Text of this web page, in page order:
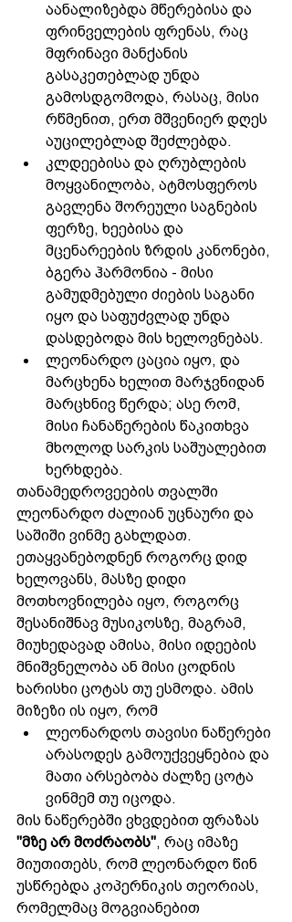
აანალიზებდა მწერებისა და
ფრინველების ფრენას, რაც
მფრინავი მანქანის
გასაკეთებლად უნდა
გამოსდგომოდა, რასაც, მისი
რწმენით, ერთ მშვენიერ დღეს
აუცილებლად შეძლებდა.
კლდეებისა და ღრუბლების
მოყვანილობა, ატმოსფეროს
გავლენა შორეული საგნების
ფერზე, ხეებისა და
მცენარეების ზრდის კანონები,
ბგერა ჰარმონია - მისი
გამუდმებული ძიების საგანი
იყო და საფუძვლად უნდა
დასდებოდა მის ხელოვნებას.
ლეონარდო ცაცია იყო, და
მარცხენა ხელით მარჯვნიდან
მარცხნივ წერდა; ასე რომ,
მისი ჩანაწერების წაკითხვა
მხოლოდ სარკის საშუალებით
ხერხდება.
თანამედროვეების თვალში
ლეონარდო ძალიან უცნაური და
საშიში ვინმე გახლდათ.
ეთაყვანებოდნენ როგორც დიდ
ხელოვანს, მასზე დიდი
მოთხოვნილება იყო, როგორც
შესანიშნავ მუსიკოსზე, მაგრამ,
მიუხედავად ამისა, მისი იდეების
მნიშვნელობა ან მისი ცოდნის
ხარისხი ცოტას თუ ესმოდა. ამის
მიზეზი ის იყო, რომ
ლეონარდოს თავისი ნაწერები
არასოდეს გამოუქვეყნებია და
მათი არსებობა ძალზე ცოტა
ვინმემ თუ იცოდა.
მის ნაწერებში ვხვდებით ფრაზას
"მზე არ მოძრაობს", რაც იმაზე
მიუთითებს, რომ ლეონარდო წინ
უსწრებდა კოპერნიკის თეორიას,
რომელმაც მოგვიანებით